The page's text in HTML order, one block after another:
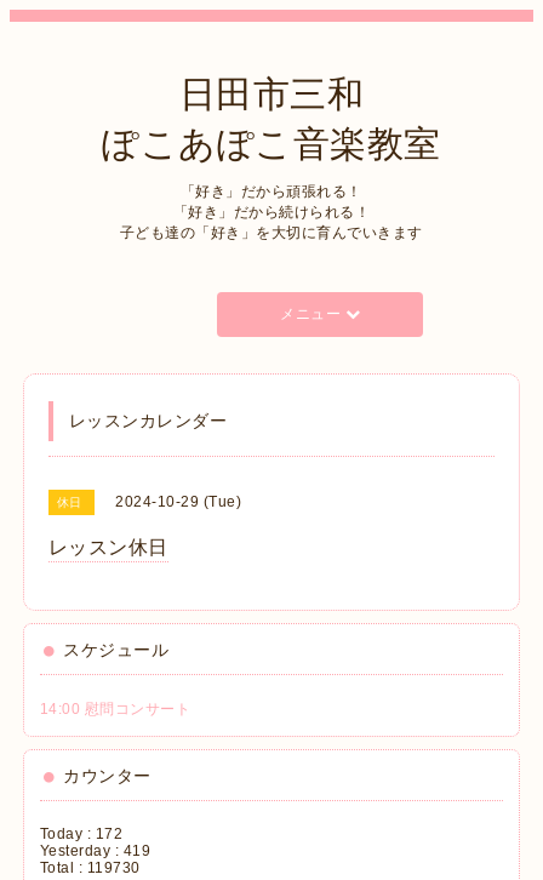
日田市三和
ぽこあぽこ音楽教室
「好き」だから頑張れる！
「好き」だから続けられる！
子ども達の「好き」を大切に育んでいきます
メニュー
レッスンカレンダー
休日 2024-10-29 (Tue)
レッスン休日
スケジュール
14:00 慰問コンサート
カウンター
Today : 172
Yesterday : 419
Total : 119730